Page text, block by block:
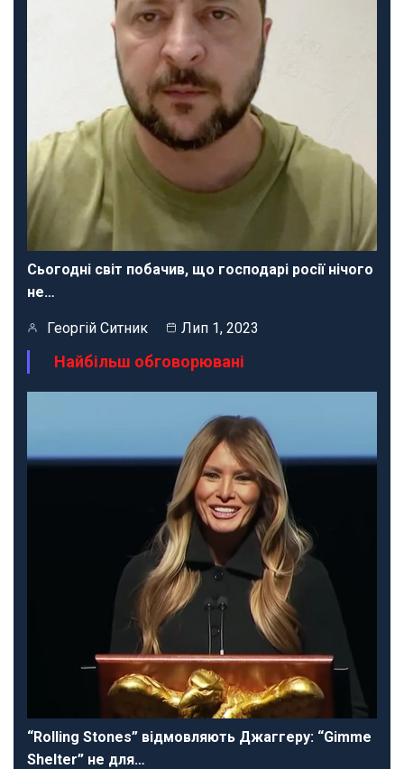
Сьогодні світ побачив, що господарі росії нічого
не…
Георгій Ситник Лип 1, 2023
Найбільш обговорювані
“Rolling Stones” відмовляють Джаггеру: “Gimme
Shelter” не для…